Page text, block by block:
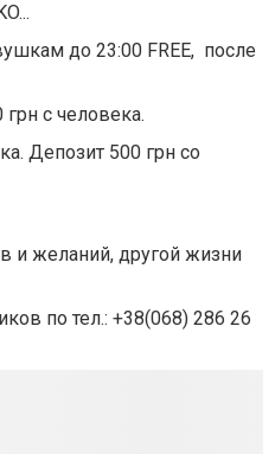
до 23:00 FREE, после
с человека.
Депозит 500 грн со
и желаний, другой жизни
по тел.: +38(068) 286 26